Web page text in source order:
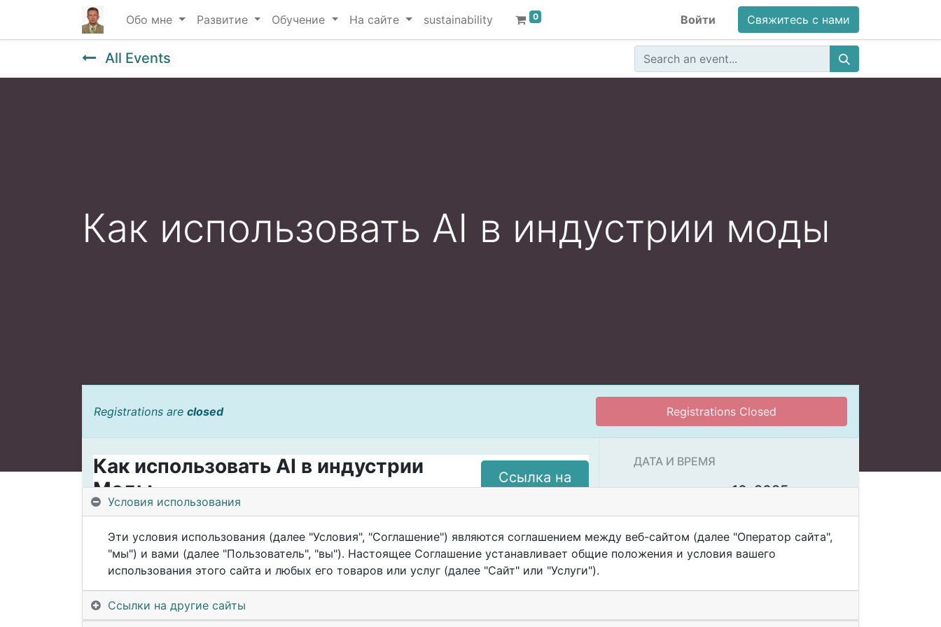
Обо мне Развитие Обучение На сайте sustainability 0 Войти Свяжитесь с нами
All Events
Как использовать AI в индустрии моды
Registrations are closed Registrations Closed
Как использовать AI в индустрии
Моды
2 часа теории и практики. Как оптимизировать свою работу при
помощи ИИ инструментов, тратить меньше времени на рутину и
получать больше.
После присоединения к вебинару, появится доступ к закрытому
телеграм-чату с экспертами по стилю.
Ссылка на
ДАТА И ВРЕМЯ
четверг июля 10, 2025
Условия использования
Эти условия использования (далее "Условия", "Соглашение") являются соглашением между веб-сайтом (далее "Оператор сайта",
"мы") и вами (далее "Пользователь", "вы"). Настоящее Соглашение устанавливает общие положения и условия вашего
использования этого сайта и любых его товаров или услуг (далее "Сайт" или "Услуги").
Ссылки на другие сайты